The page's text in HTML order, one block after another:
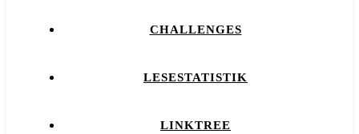
CHALLENGES
LESESTATISTIK
LINKTREE